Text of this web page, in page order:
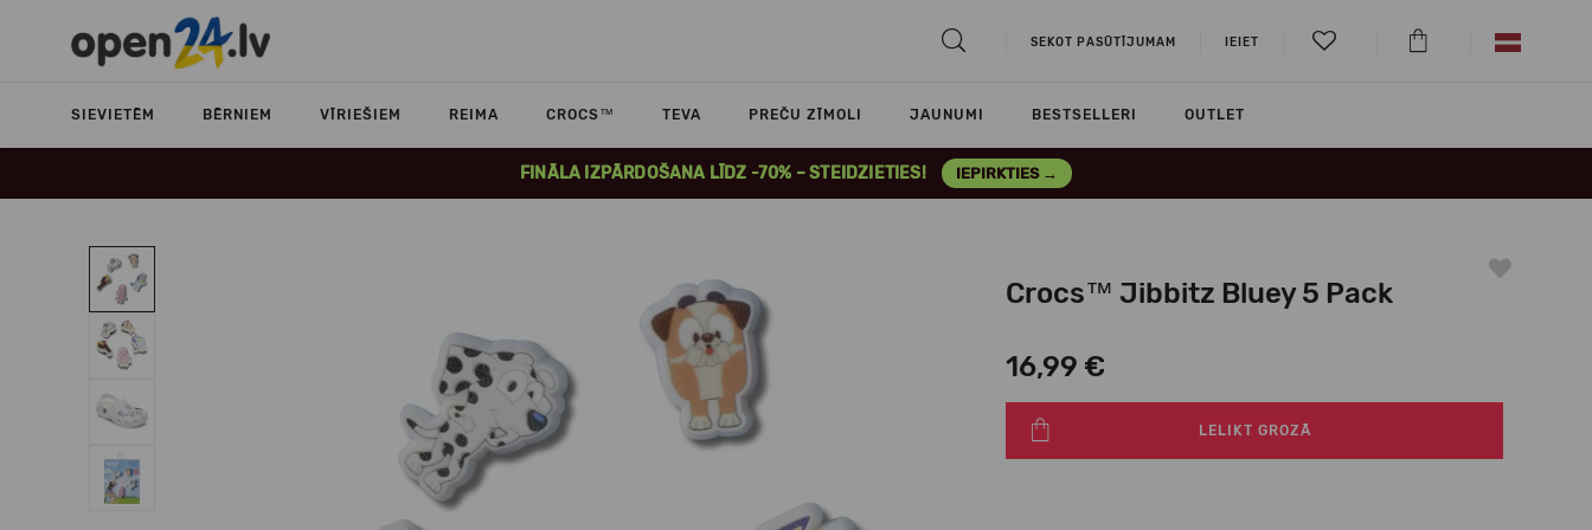
SEKOT PASŪTĪJUMAM IEIET
SIEVIETĒM BĒRNIEM VĪRIEŠIEM REIMA CROCS™ TEVA PREČU ZĪMOLI JAUNUMI BESTSELLERI OUTLET
FINĀLA IZPĀRDOŠANA LĪDZ -70% – STEIDZIETIES! IEPIRKTIES →
Crocs™ Jibbitz Bluey 5 Pack
16,99 €
LELIKT GROZĀ